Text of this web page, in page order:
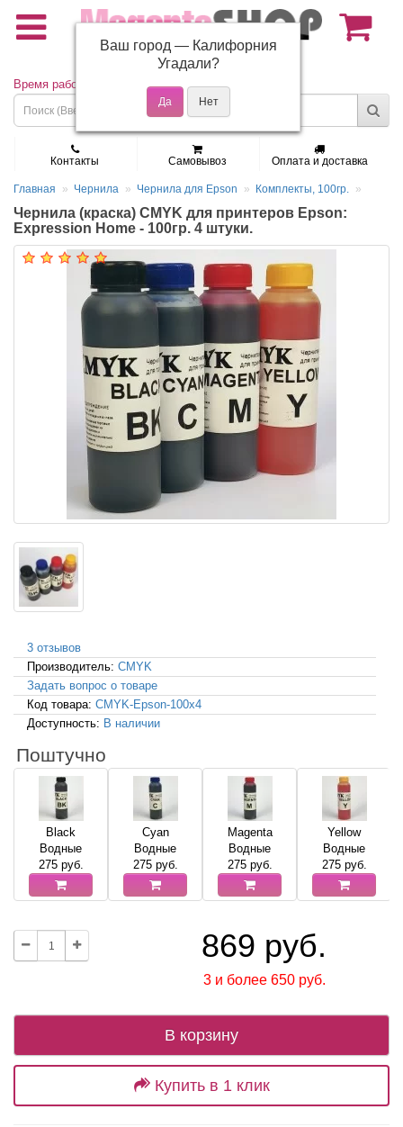
(495) 150-01-37
Время работы: Пн - Пт 9:30 - 19:00
Контакты Самовывоз Оплата и доставка
Главная Чернила Чернила для Epson Комплекты, 100гр.
Чернила (краска) CMYK для принтеров Epson:
Expression Home - 100гр. 4 штуки.
3 отзывов
Производитель: CMYK
Задать вопрос о товаре
Код товара: CMYK-Epson-100x4
Доступность: В наличии
Поштучно
Black
Водные
275руб.
Cyan
Водные
275руб.
Magenta
Водные
275руб.
Yellow
Водные
275руб.
869 руб.
3 и более 650 руб.
В корзину
Купить в 1 клик
Ваш город — Калифорния
Угадали?